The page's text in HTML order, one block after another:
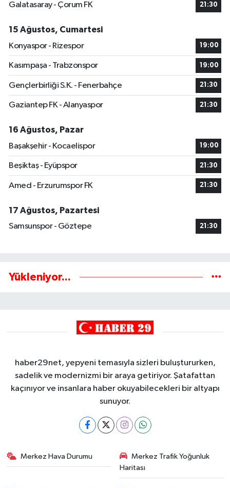
Galatasaray - Çorum FK
21:30
15 Ağustos, Cumartesi
Konyaspor - Rizespor
19:00
Kasımpaşa - Trabzonspor 19:00
Gençlerbirliği S.K. - Fenerbahçe 21:30
Gaziantep FK - Alanyaspor 21:30
16 Ağustos, Pazar
Başakşehir - Kocaelispor
19:00
Beşiktaş - Eyüpspor 21:30
Amed - Erzurumspor FK 21:30
17 Ağustos, Pazartesi
Samsunspor - Göztepe
21:30
Yükleniyor...
haber29net, yepyeni temasıyla sizleri buluştururken,
sadelik ve modernizmi bir araya getiriyor. Şatafattan
kaçınıyor ve insanlara haber okuyabilecekleri bir altyapı
sunuyor.
Merkez Hava Durumu
Merkez Trafik Yoğunluk
Haritası